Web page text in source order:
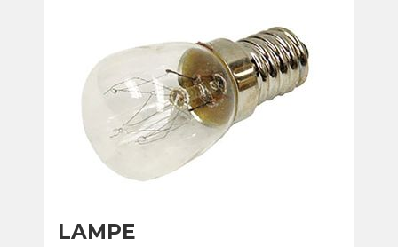
LAMPE